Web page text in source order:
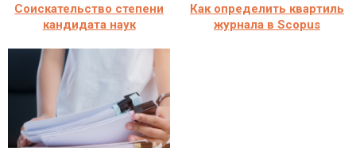
Соискательство степени
кандидата наук
Как определить квартиль
журнала в Scopus